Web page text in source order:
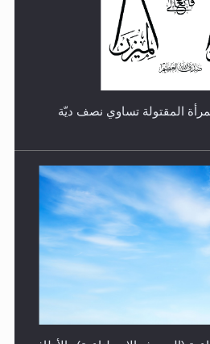
عليه السلام.. 4...
في سبيل إرساء الأمن
المقتولة تساوي نصف ديّة
(الرموش الاصطناعية) والأظافر